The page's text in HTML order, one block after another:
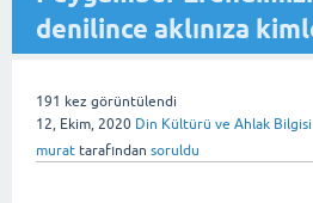
denilince aklınıza
191 kez görüntülendi
12, Ekim, 2020 Din Kültürü ve Ahlak Bilgisi
murat tarafından soruldu